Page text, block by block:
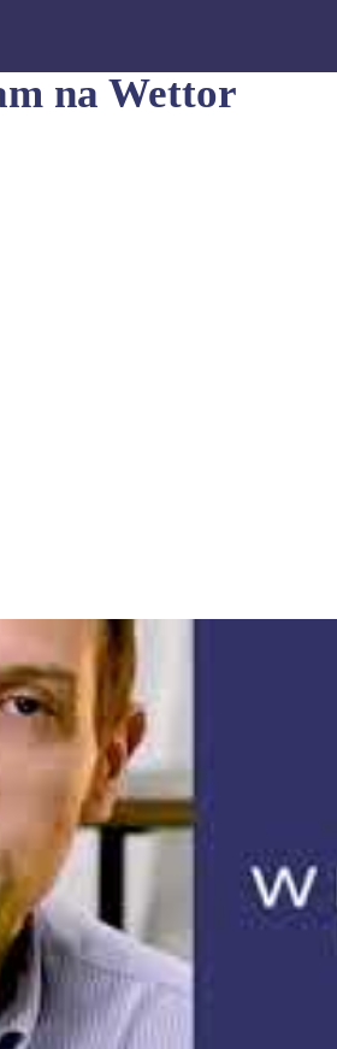
na Wettor